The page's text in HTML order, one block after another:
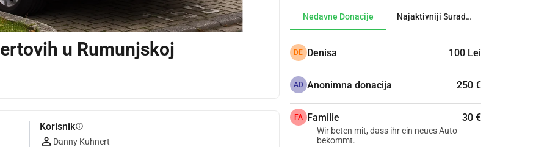
u Rumunjskoj
Korisnikinfo
Danny Kuhnert
Nedavne Donacije Najaktivniji Suradnici
DE Denisa 100 Lei
AD Anonimna donacija 250 €
FA Familie 30 €
Wir beten mit, dass ihr ein neues Auto
bekommt.